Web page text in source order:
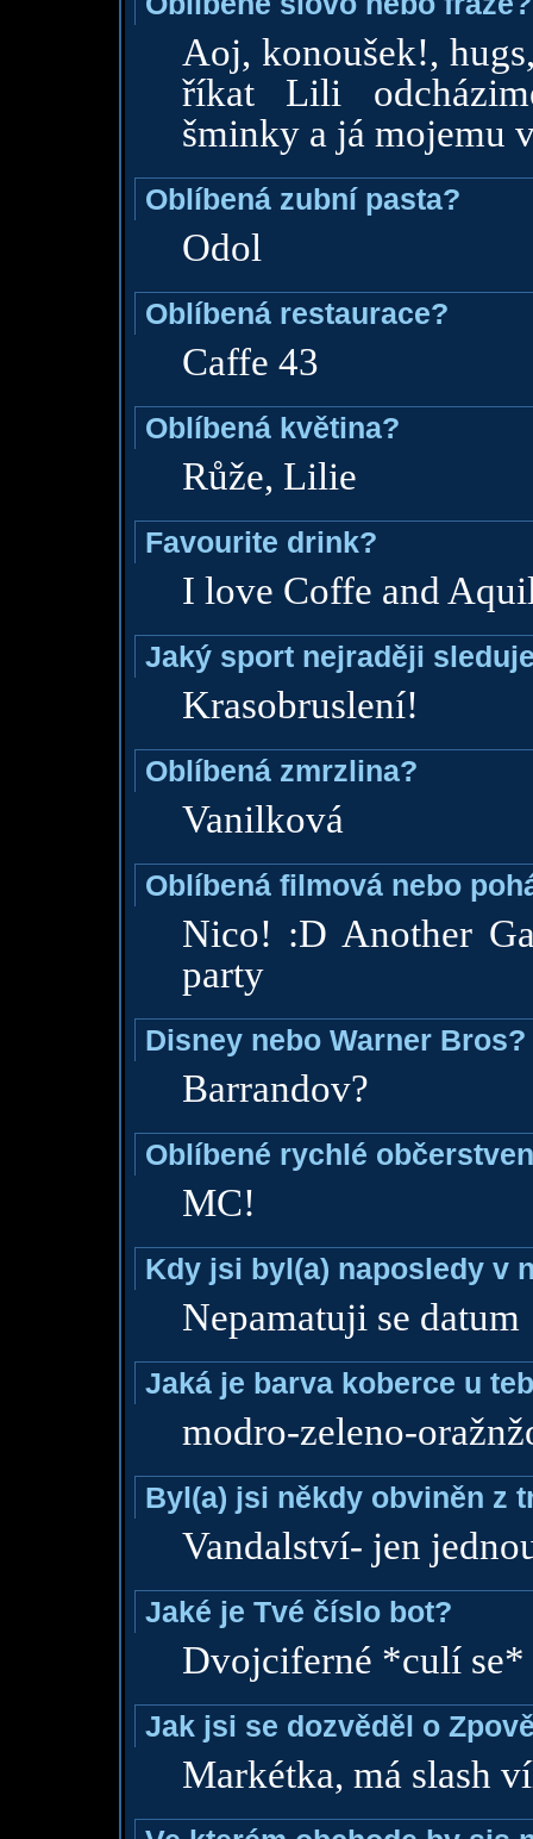
Aoj, konoušek!,
říkat Lili
šminky a já mojemu
Oblíbená zubní pasta?
Odol
Oblíbená restaurace?
Caffe 43
Oblíbená květina?
Růže, Lilie
Favourite drink?
I love Coffe and
Jaký sport nejraději
Krasobruslení!
Oblíbená zmrzlina?
Vanilková
Oblíbená filmová nebo
Nico! :D Another
party
Disney nebo Warner Bros?
Barrandov?
Oblíbené rychlé
MC!
Kdy jsi byl(a) naposledy v
Nepamatuji se datum
Jaká je barva koberce u
modro-zeleno-
Byl(a) jsi někdy obviněn z
Vandalství- jen
Jaké je Tvé číslo bot?
Dvojciferné *culí se*
Jak jsi se dozvěděl o
Markétka, má slash